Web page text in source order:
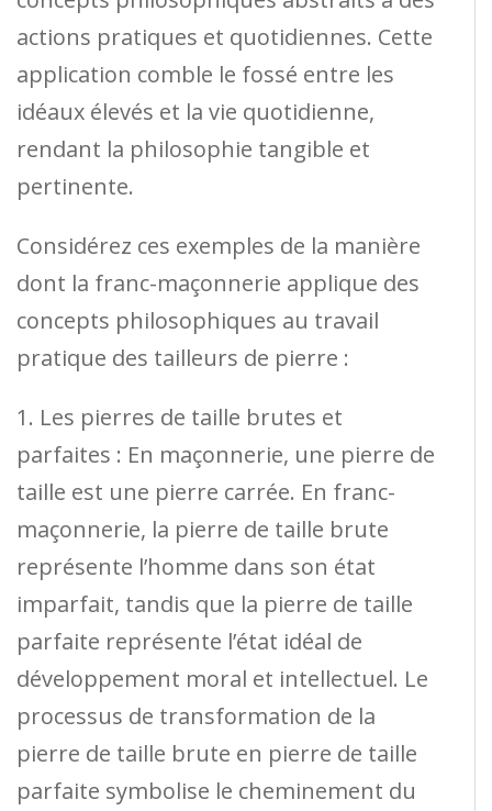
actions pratiques et quotidiennes. Cette
application comble le fossé entre les
idéaux élevés et la vie quotidienne,
rendant la philosophie tangible et
pertinente.
Considérez ces exemples de la manière
dont la franc-maçonnerie applique des
concepts philosophiques au travail
pratique des tailleurs de pierre :
1. Les pierres de taille brutes et
parfaites : En maçonnerie, une pierre de
taille est une pierre carrée. En franc-
maçonnerie, la pierre de taille brute
représente l’homme dans son état
imparfait, tandis que la pierre de taille
parfaite représente l’état idéal de
développement moral et intellectuel. Le
processus de transformation de la
pierre de taille brute en pierre de taille
parfaite symbolise le cheminement du